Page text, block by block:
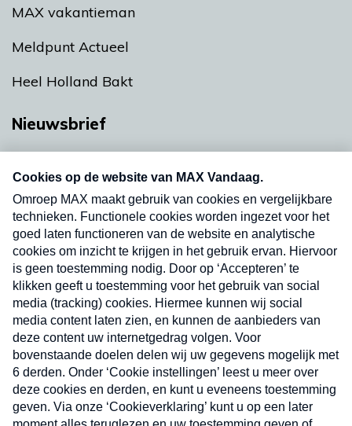
MAX vakantieman
Meldpunt Actueel
Heel Holland Bakt
Nieuwsbrief
nieuwsbrief. Elke vrijdag- en dinsdagochtend in
uw mailbox.
Verzend
Nieuwsbrief
Neem hier een gratis abonnement op onze